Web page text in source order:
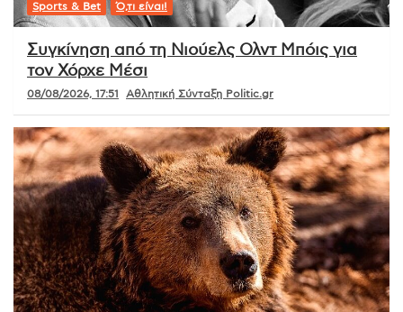
Sports & Bet Ό,τι είναι!
Συγκίνηση από τη Νιούελς Ολντ Μπόις για
τον Χόρχε Μέσι
08/08/2026, 17:51 Αθλητική Σύνταξη Politic.gr